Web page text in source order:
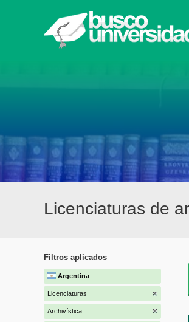
Licenciaturas de
Filtros aplicados
Argentina
Licenciaturas
Archivística